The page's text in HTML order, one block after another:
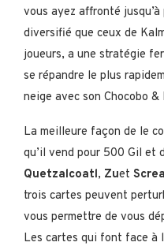
vous ayez affronté
diversifié que ceux de
joueurs, a une stratégie
se répandre le plus
neige avec son Chocobo &
La meilleure façon de le
qu’il vend pour 500 Gil et
Quetzalcoatl, Zuet
trois cartes peuvent
vous permettre de vous
Les cartes qui font face à